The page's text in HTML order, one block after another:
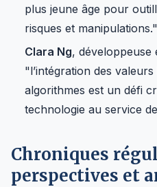
plus jeune âge pour
risques et manipulations."
Clara Ng, développeuse
"l’intégration des
algorithmes est un défi
technologie au service
Chroniques
perspectives et